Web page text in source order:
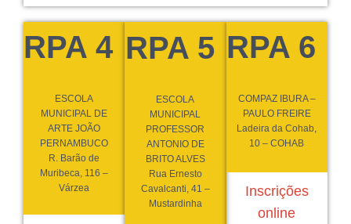
RPA 4
ESCOLA
MUNICIPAL DE
ARTE JOÃO
PERNAMBUCO
R. Barão de
Muribeca, 116 –
Várzea
RPA 5
ESCOLA
MUNICIPAL
PROFESSOR
ANTONIO DE
BRITO ALVES
Rua Ernesto
Cavalcanti, 41 –
Mustardinha
RPA 6
COMPAZ IBURA –
PAULO FREIRE
Ladeira da Cohab,
10 – COHAB
Inscrições
online